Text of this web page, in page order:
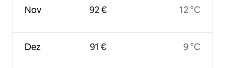
Nov
Dez
92 €
91 €
12 °C
9 °C